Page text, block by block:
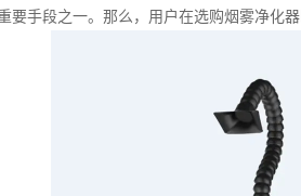
要手段之一。那么，用户在选购烟雾净化器